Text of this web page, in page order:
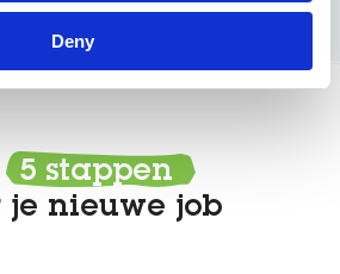
Deny
5 stappen
je nieuwe job